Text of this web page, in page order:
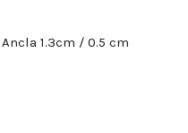
Ancla 1.3cm / 0.5 cm